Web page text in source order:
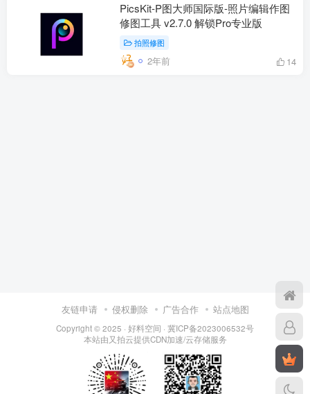
PicsKit-P图大师国际版-照片编辑作图
修图工具 v2.7.0 解锁Pro专业版
拍照修图
2年前 14
友链申请 侵权删除 广告合作 站点地图
Copyright © 2025 · 好料空间 · 冀ICP备2023006532号
本站由又拍云提供CDN加速/云存储服务